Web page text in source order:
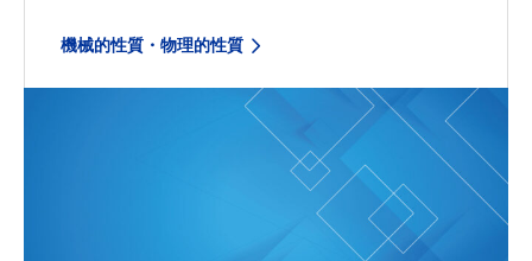
機械的性質・物理的性質